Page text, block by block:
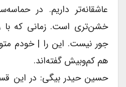
عاشقانه‌تر داریم. در
خشن‌تری است. زمانی که با
جور نیست. این را | خودم
هم کم‌وبیش گفته‌اند.
حسین حیدر بیگی: در این